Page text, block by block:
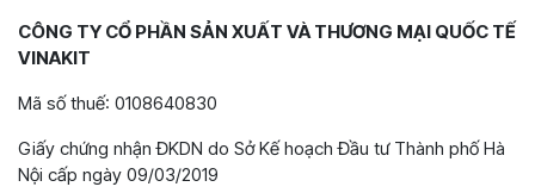
CÔNG TY CỔ PHẦN SẢN XUẤT VÀ THƯƠNG MẠI QUỐC TẾ
VINAKIT
Mã số thuế: 0108640830
Giấy chứng nhận ĐKDN do Sở Kế hoạch Đầu tư Thành phố Hà
Nội cấp ngày 09/03/2019